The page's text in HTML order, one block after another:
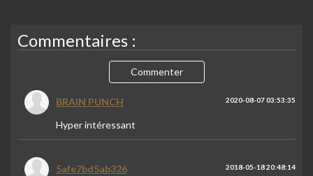
Commentaires :
Commenter
BRAIN PUNCH 2020-08-07 03:53:35
Hyper intéressant
5afe7bd5ab326 2018-05-18 20:48:14